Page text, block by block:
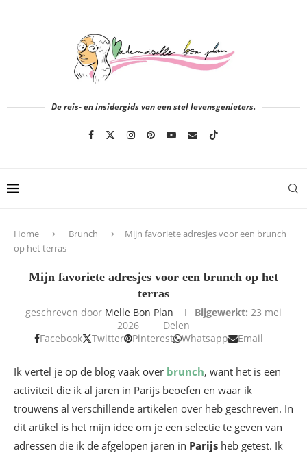
De reis- en insidergids van een stel levensgenieters.
Home Brunch
Mijn favoriete adresjes voor een brunch
op het terras
Mijn favoriete adresjes voor een brunch op het
terras
geschreven door Melle Bon Plan Bijgewerkt: 23 mei
2026
Delen
Facebook
Twitter Pinterest Whatsapp Email
Ik vertel je op de blog vaak over brunch, want het is een
activiteit die ik al jaren in Parijs beoefen en waar ik
trouwens al verschillende artikelen over heb geschreven. In
dit artikel is het mijn idee om je een selectie te geven van
adressen die ik de afgelopen jaren in Parijs heb getest. Ik